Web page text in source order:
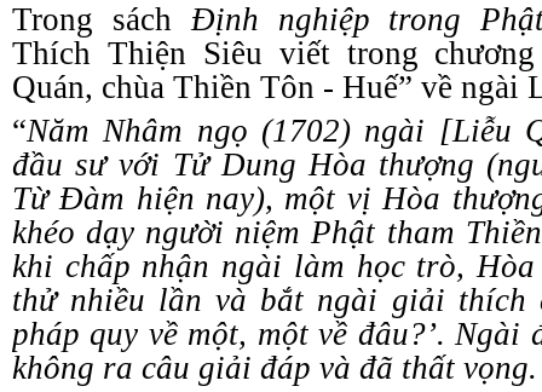
Trong sáchĐịnh nghiệp trong
Thích Thiện Siêu viết trong c
Quán, chùa Thiền Tôn - Huế” về ngài
“Năm Nhâm ngọ (1702) ngài [Liễu
đầu sư với Tử Dung Hòa thượng
Từ Đàm hiện nay), một vị Hòa
khéo dạy người niệm Phật tham
khi chấp nhận ngài làm học trò,
thử nhiều lần và bắt ngài giải thích
pháp quy về một, một về đâu?’. Ngài
không ra câu giải đáp và đã thất vọng.